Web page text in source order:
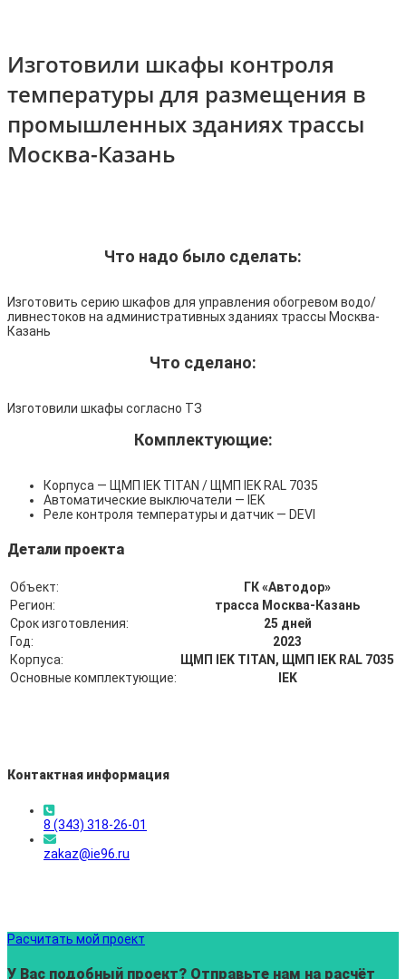
Изготовили шкафы контроля
температуры для размещения в
промышленных зданиях трассы
Москва-Казань
Что надо было сделать:
Изготовить серию шкафов для управления обогревом водо/
ливнестоков на административных зданиях трассы Москва-
Казань
Что сделано:
Изготовили шкафы согласно ТЗ
Комплектующие:
Корпуса — ЩМП IEK TITAN / ЩМП IEK RAL 7035
Автоматические выключатели — IEK
Реле контроля температуры и датчик — DEVI
Детали проекта
Объект:
ГК «Автодор»
Регион:
трасса Москва-Казань
Срок изготовления:
25 дней
Год:
2023
Корпуса:
ЩМП IEK TITAN, ЩМП IEK RAL 7035
Основные комплектующие:
IEK
Контактная информация
8 (343) 318-26-01
zakaz@ie96.ru
Расчитать мой проект
У Вас подобный проект? Отправьте нам на расчёт